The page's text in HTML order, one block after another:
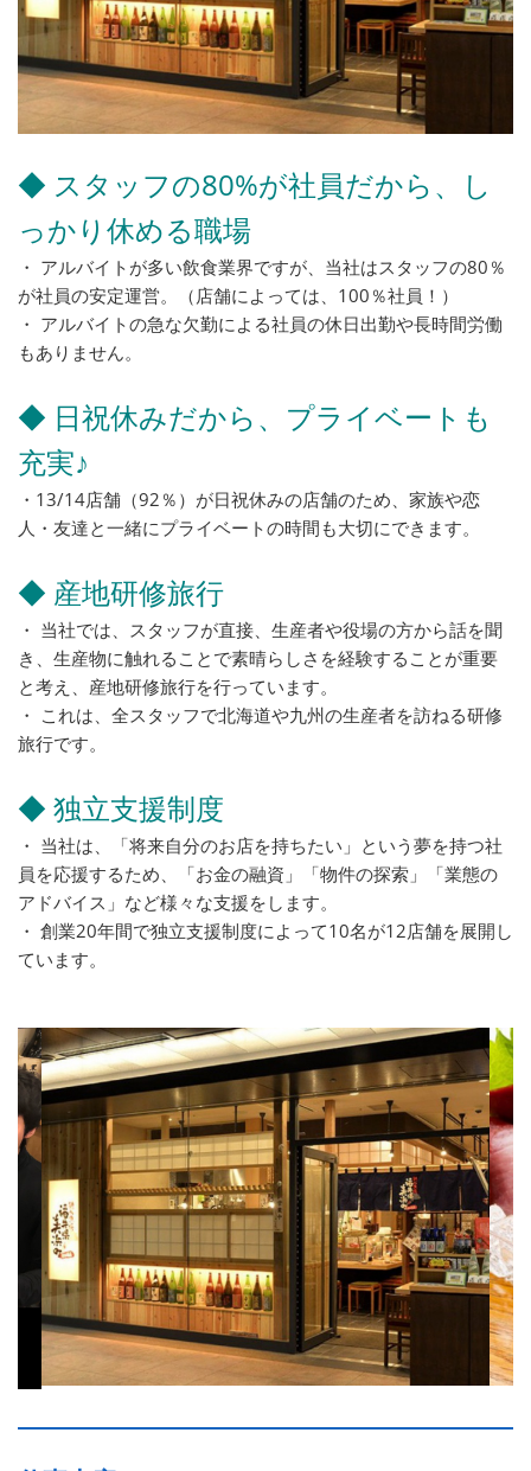
◆ スタッフの80%が社員だから、し
っかり休める職場
・ アルバイトが多い飲食業界ですが、当社はスタッフの80％
が社員の安定運営。（店舗によっては、100％社員！）
・ アルバイトの急な欠勤による社員の休日出勤や長時間労働
もありません。
◆ 日祝休みだから、プライベートも
充実♪
・13/14店舗（92％）が日祝休みの店舗のため、家族や恋
人・友達と一緒にプライベートの時間も大切にできます。
◆ 産地研修旅行
・ 当社では、スタッフが直接、生産者や役場の方から話を聞
き、生産物に触れることで素晴らしさを経験することが重要
と考え、産地研修旅行を行っています。
・ これは、全スタッフで北海道や九州の生産者を訪ねる研修
旅行です。
◆ 独立支援制度
・ 当社は、「将来自分のお店を持ちたい」という夢を持つ社
員を応援するため、「お金の融資」「物件の探索」「業態の
アドバイス」など様々な支援をします。
・ 創業20年間で独立支援制度によって10名が12店舗を展開し
ています。